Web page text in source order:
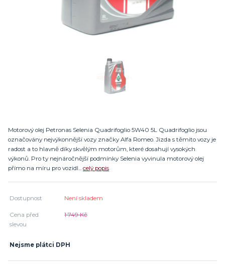
Motorový olej Petronas Selenia Quadrifoglio 5W40 5L Quadrifoglio jsou
označovány nejvýkonnější vozy značky Alfa Romeo. Jizda s těmito vozy je
radost a to hlavně díky skvělým motorům, které dosahují vysokých
výkonů. Pro ty nejnáročnější podmínky Selenia vyvinula motorový olej
přímo na míru pro vozidl... celý popis
Dostupnost Není skladem
Cena před
slevou
1 749 Kč
Nejsme plátci DPH